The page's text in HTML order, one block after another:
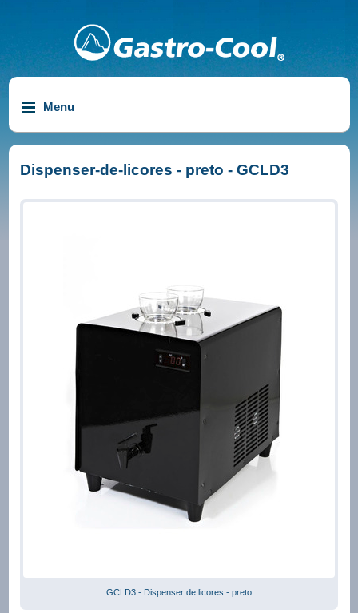
Menu
Dispenser-de-licores - preto - GCLD3
GCLD3 - Dispenser de licores - preto